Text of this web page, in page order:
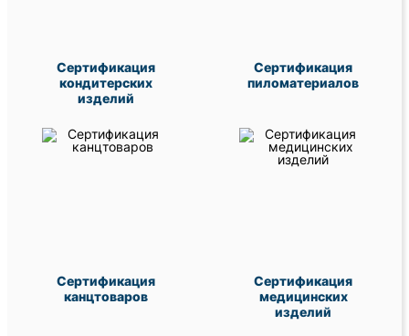
Сертификация
кондитерских
изделий
Сертификация
пиломатериалов
Сертификация
канцтоваров
Сертификация
медицинских
изделий